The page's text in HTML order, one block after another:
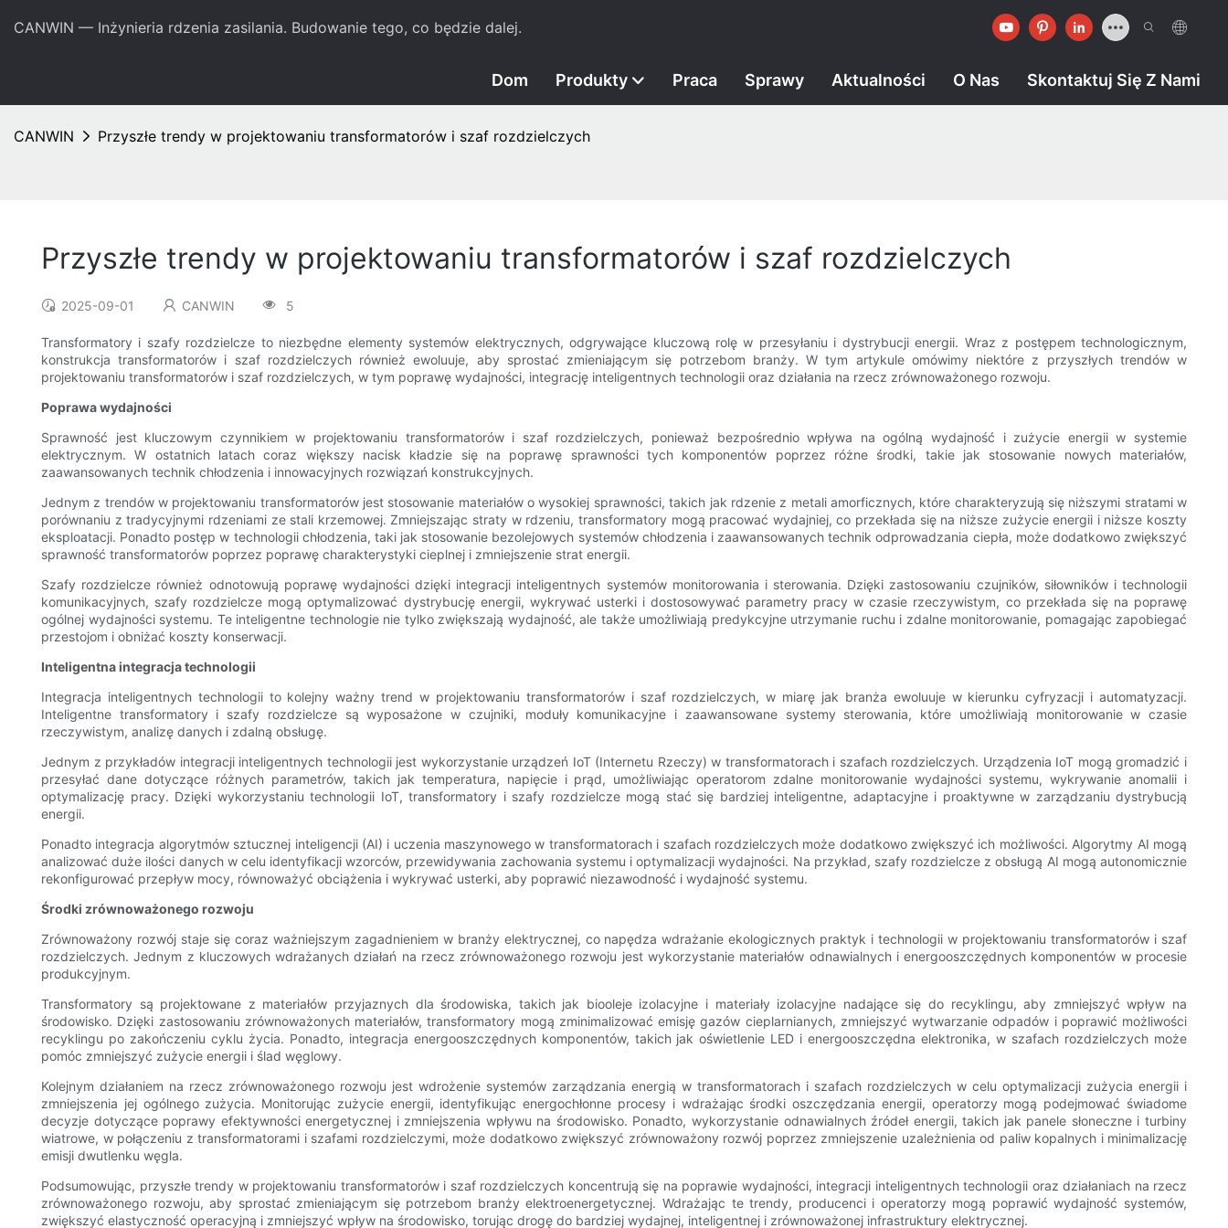
CANWIN — Inżynieria rdzenia zasilania. Budowanie tego, co będzie dalej.
Dom Produkty Praca Sprawy Aktualności O Nas Skontaktuj Się Z Nami
CANWIN Przyszłe trendy w projektowaniu transformatorów i szaf rozdzielczych
Przyszłe trendy w projektowaniu transformatorów i szaf rozdzielczych
2025-09-01 CANWIN 5
Transformatory i szafy rozdzielcze to niezbędne elementy systemów elektrycznych, odgrywające kluczową rolę w przesyłaniu i dystrybucji energii. Wraz z postępem technologicznym,
konstrukcja transformatorów i szaf rozdzielczych również ewoluuje, aby sprostać zmieniającym się potrzebom branży. W tym artykule omówimy niektóre z przyszłych trendów w
projektowaniu transformatorów i szaf rozdzielczych, w tym poprawę wydajności, integrację inteligentnych technologii oraz działania na rzecz zrównoważonego rozwoju.
Poprawa wydajności
Sprawność jest kluczowym czynnikiem w projektowaniu transformatorów i szaf rozdzielczych, ponieważ bezpośrednio wpływa na ogólną wydajność i zużycie energii w systemie
elektrycznym. W ostatnich latach coraz większy nacisk kładzie się na poprawę sprawności tych komponentów poprzez różne środki, takie jak stosowanie nowych materiałów,
zaawansowanych technik chłodzenia i innowacyjnych rozwiązań konstrukcyjnych.
Jednym z trendów w projektowaniu transformatorów jest stosowanie materiałów o wysokiej sprawności, takich jak rdzenie z metali amorficznych, które charakteryzują się niższymi stratami w
porównaniu z tradycyjnymi rdzeniami ze stali krzemowej. Zmniejszając straty w rdzeniu, transformatory mogą pracować wydajniej, co przekłada się na niższe zużycie energii i niższe koszty
eksploatacji. Ponadto postęp w technologii chłodzenia, taki jak stosowanie bezolejowych systemów chłodzenia i zaawansowanych technik odprowadzania ciepła, może dodatkowo zwiększyć
sprawność transformatorów poprzez poprawę charakterystyki cieplnej i zmniejszenie strat energii.
Szafy rozdzielcze również odnotowują poprawę wydajności dzięki integracji inteligentnych systemów monitorowania i sterowania. Dzięki zastosowaniu czujników, siłowników i technologii
komunikacyjnych, szafy rozdzielcze mogą optymalizować dystrybucję energii, wykrywać usterki i dostosowywać parametry pracy w czasie rzeczywistym, co przekłada się na poprawę
ogólnej wydajności systemu. Te inteligentne technologie nie tylko zwiększają wydajność, ale także umożliwiają predykcyjne utrzymanie ruchu i zdalne monitorowanie, pomagając zapobiegać
przestojom i obniżać koszty konserwacji.
Inteligentna integracja technologii
Integracja inteligentnych technologii to kolejny ważny trend w projektowaniu transformatorów i szaf rozdzielczych, w miarę jak branża ewoluuje w kierunku cyfryzacji i automatyzacji.
Inteligentne transformatory i szafy rozdzielcze są wyposażone w czujniki, moduły komunikacyjne i zaawansowane systemy sterowania, które umożliwiają monitorowanie w czasie
rzeczywistym, analizę danych i zdalną obsługę.
Jednym z przykładów integracji inteligentnych technologii jest wykorzystanie urządzeń IoT (Internetu Rzeczy) w transformatorach i szafach rozdzielczych. Urządzenia IoT mogą gromadzić i
przesyłać dane dotyczące różnych parametrów, takich jak temperatura, napięcie i prąd, umożliwiając operatorom zdalne monitorowanie wydajności systemu, wykrywanie anomalii i
optymalizację pracy. Dzięki wykorzystaniu technologii IoT, transformatory i szafy rozdzielcze mogą stać się bardziej inteligentne, adaptacyjne i proaktywne w zarządzaniu dystrybucją
energii.
Ponadto integracja algorytmów sztucznej inteligencji (AI) i uczenia maszynowego w transformatorach i szafach rozdzielczych może dodatkowo zwiększyć ich możliwości. Algorytmy AI mogą
analizować duże ilości danych w celu identyfikacji wzorców, przewidywania zachowania systemu i optymalizacji wydajności. Na przykład, szafy rozdzielcze z obsługą AI mogą autonomicznie
rekonfigurować przepływ mocy, równoważyć obciążenia i wykrywać usterki, aby poprawić niezawodność i wydajność systemu.
Środki zrównoważonego rozwoju
Zrównoważony rozwój staje się coraz ważniejszym zagadnieniem w branży elektrycznej, co napędza wdrażanie ekologicznych praktyk i technologii w projektowaniu transformatorów i szaf
rozdzielczych. Jednym z kluczowych wdrażanych działań na rzecz zrównoważonego rozwoju jest wykorzystanie materiałów odnawialnych i energooszczędnych komponentów w procesie
produkcyjnym.
Transformatory są projektowane z materiałów przyjaznych dla środowiska, takich jak biooleje izolacyjne i materiały izolacyjne nadające się do recyklingu, aby zmniejszyć wpływ na
środowisko. Dzięki zastosowaniu zrównoważonych materiałów, transformatory mogą zminimalizować emisję gazów cieplarnianych, zmniejszyć wytwarzanie odpadów i poprawić możliwości
recyklingu po zakończeniu cyklu życia. Ponadto, integracja energooszczędnych komponentów, takich jak oświetlenie LED i energooszczędna elektronika, w szafach rozdzielczych może
pomóc zmniejszyć zużycie energii i ślad węglowy.
Kolejnym działaniem na rzecz zrównoważonego rozwoju jest wdrożenie systemów zarządzania energią w transformatorach i szafach rozdzielczych w celu optymalizacji zużycia energii i
zmniejszenia jej ogólnego zużycia. Monitorując zużycie energii, identyfikując energochłonne procesy i wdrażając środki oszczędzania energii, operatorzy mogą podejmować świadome
decyzje dotyczące poprawy efektywności energetycznej i zmniejszenia wpływu na środowisko. Ponadto, wykorzystanie odnawialnych źródeł energii, takich jak panele słoneczne i turbiny
wiatrowe, w połączeniu z transformatorami i szafami rozdzielczymi, może dodatkowo zwiększyć zrównoważony rozwój poprzez zmniejszenie uzależnienia od paliw kopalnych i minimalizację
emisji dwutlenku węgla.
Podsumowując, przyszłe trendy w projektowaniu transformatorów i szaf rozdzielczych koncentrują się na poprawie wydajności, integracji inteligentnych technologii oraz działaniach na rzecz
zrównoważonego rozwoju, aby sprostać zmieniającym się potrzebom branży elektroenergetycznej. Wdrażając te trendy, producenci i operatorzy mogą poprawić wydajność systemów,
zwiększyć elastyczność operacyjną i zmniejszyć wpływ na środowisko, torując drogę do bardziej wydajnej, inteligentnej i zrównoważonej infrastruktury elektrycznej.